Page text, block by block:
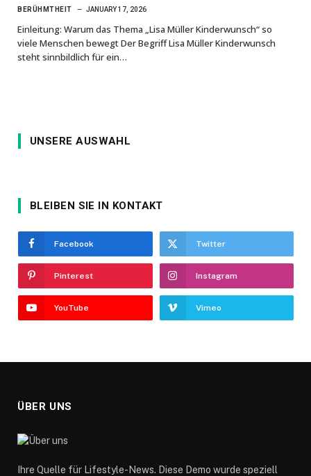
BERÜHMTHEIT JANUARY 17, 2026
Einleitung: Warum das Thema „Lisa Müller Kinderwunsch“ so
viele Menschen bewegt Der Begriff Lisa Müller Kinderwunsch
steht sinnbildlich für ein…
UNSERE AUSWAHL
BLEIBEN SIE IN KONTAKT
Facebook Twitter
Pinterest Instagram
YouTube Vimeo
ÜBER UNS
Ihre Quelle für Lifestyle-News. Diese Demo wurde speziell